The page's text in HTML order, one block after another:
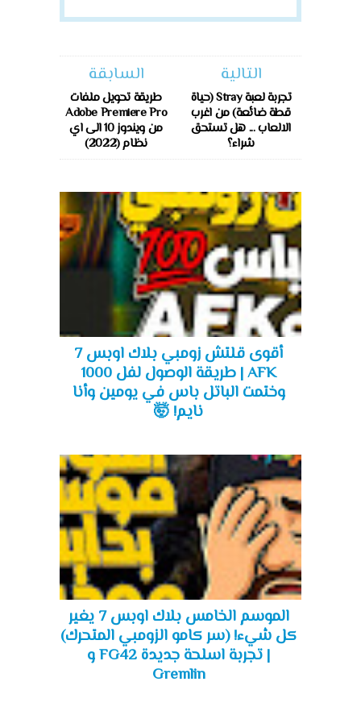
التالية
تجربة لعبة Stray (حياة
قطة ضائعة) من اغرب
الالعاب ... هل تستحق
شراء؟
السابقة
طريقة تحويل ملفات
Adobe Premiere Pro
من ويندوز 10 الى اي
نظام (2022)
أقوى قلتش زومبي بلاك اوبس 7
AFK | طريقة الوصول لفل 1000
وختمت الباتل باس في يومين وأنا
نايم! 🤯
الموسم الخامس بلاك اوبس 7 يغير
كل شيء! (سر كامو الزومبي المتحرك)
| تجربة اسلحة جديدة FG42 و
Gremlin